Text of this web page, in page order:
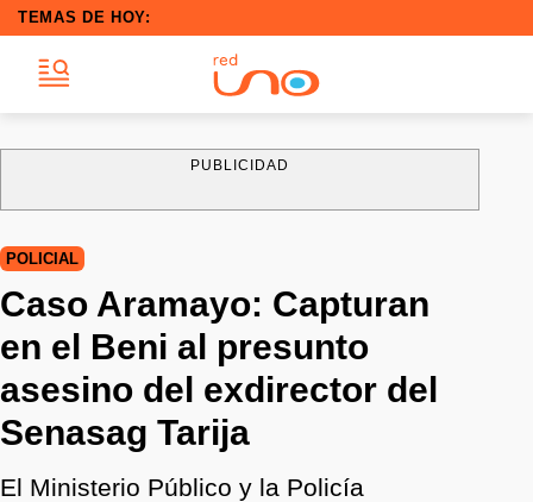
TEMAS DE HOY:
PUBLICIDAD
POLICIAL
Caso Aramayo: Capturan
en el Beni al presunto
asesino del exdirector del
Senasag Tarija
El Ministerio Público y la Policía